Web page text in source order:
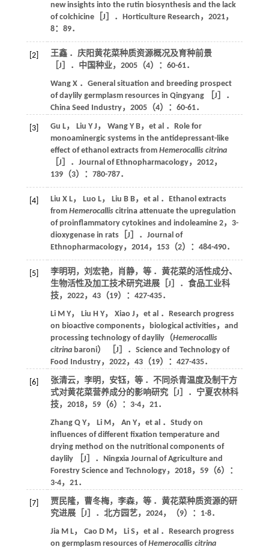
new insights into the rutin biosynthesis and the lack
of colchicine［J］． Horticulture Research ， 2021，
8：89．
[2]
王鑫 ．庆阳黄花菜种质资源概况及育种前景
［J］． 中国种业， 2005（4）：60-61．
Wang X．General situation and breeding prospect
of daylily germplasm resources in Qingyang ［J］．
China Seed Industry， 2005（4）：60-61．
[3] Gu L， Liu Y J ， Wang Y B， et al．Role for
monoaminergic systems in the antidepressant-like
effect of ethanol extracts from Hemerocallis citrina
［J］． Journal of Ethnopharmacology， 2012，
139（3）：780-787．
[4] Liu X L， Luo L， Liu B B， et al．Ethanol extracts
from Hemerocalliscitrina attenuate the upregulation
of proinflammatory cytokines and indoleamine 2，3-
dioxygenase in rats［J］． Journal of
Ethnopharmacology， 2014， 153（2）：484-490．
[5] 李明玥，刘宏艳，肖静， 等．黄花菜的活性成分、
生物活性及加工技术研究进展［J］． 食品工业科
技， 2022， 43（19）：427-435．
Li M Y， Liu H Y， Xiao J ， et al．Research progress
on bioactive components，biological activities，and
processing technology of daylily（Hemerocallis
citrinabaroni） ［J］． Science and Technology of
Food Industry， 2022， 43（19）：427-435．
[6] 张清云，李明，安钰， 等．不同杀青温度及制干方
式对黄花菜营养成分的影响研究［J］． 宁夏农林科
技， 2018， 59（6）：3-4，21．
Zhang Q Y， Li M， An Y， et al．Study on
influences of different fixation temperature and
drying method on the nutritional components of
daylily ［J］． Ningxia Journal of Agriculture and
Forestry Science and Technology， 2018， 59（6）：
3-4，21．
[7] 贾民隆，曹冬梅，李森， 等．黄花菜种质资源的研
究进展［J］． 北方园艺， 2024，（9）：1-8．
Jia M L， Cao D M， Li S ， et al．Research progress
on germplasm resources ofHemerocallis citrina